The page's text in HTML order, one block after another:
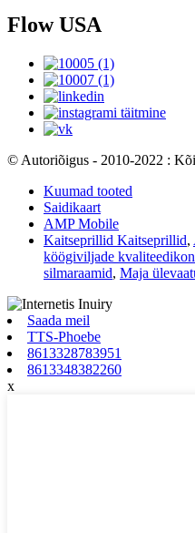
Flow USA
© Autoriõigus - 2010-2022 :
Kuumad tooted
Saidikaart
AMP Mobile
Kaitseprillid Kaitseprillid,
köögiviljade
silmaraamid, Maja
Saada meil
TTS-Phoebe
8613328783951
8613348382260
x